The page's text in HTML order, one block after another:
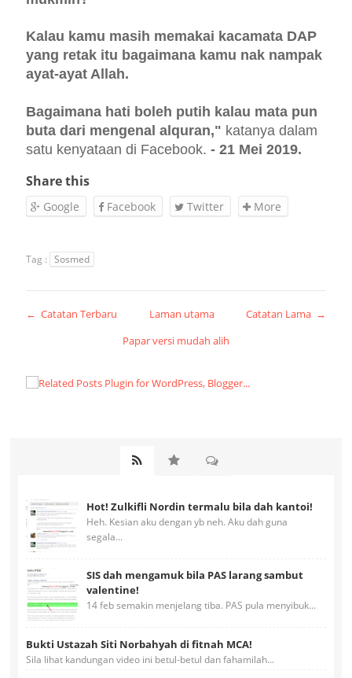
Kalau kamu masih memakai kacamata DAP
yang retak itu bagaimana kamu nak nampak
ayat-ayat Allah.
Bagaimana hati boleh putih kalau mata pun
buta dari mengenal alquran," katanya dalam
satu kenyataan di Facebook.- 21 Mei 2019.
Share this
Google Facebook Twitter More
Tag : Sosmed
← Catatan Terbaru Catatan Lama →
Laman utama
Papar versi mudah alih
Hot! Zulkifli Nordin termalu bila dah kantoi!
Heh. Kesian aku dengan yb neh. Aku dah guna
segala...
SIS dah mengamuk bila PAS larang sambut
valentine!
14 feb semakin menjelang tiba. PAS pula menyibuk...
Bukti Ustazah Siti Norbahyah di fitnah MCA!
Sila lihat kandungan video ini betul-betul dan fahamilah...